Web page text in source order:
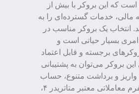
که این بروکر با بیش از
مالی، خدمات گسترده‌ای را به
انتخاب یک بروکر مناسب در
امری بسیار حیاتی است و
برجسته و قابل اعتماد
بروکر می‌توان به پشتیبانی
و برداشت متنوع، حساب
دمو رایگان، استفاده از پلتفرم معاملاتی معتبر متاتریدر ۴،